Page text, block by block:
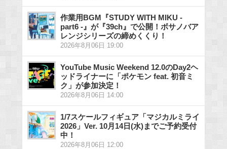
作業用BGM『STUDY WITH MIKU -
part6 -』が『39ch』で公開！ボサノバア
レンジシリーズの締めくくり！
2026年8月06日 19:00
YouTube Music Weekend 12.0のDay2ヘ
ッドライナーに「ポケモン feat. 初音ミ
ク」が参加決定！
2026年8月06日 14:00
1/7スケールフィギュア「マジカルミライ
2026」Ver. 10月14日(水)までご予約受付
中！
2026年8月06日 12:00